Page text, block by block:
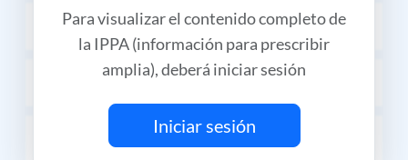
Para visualizar el contenido completo de
la IPPA (información para prescribir
amplia), deberá iniciar sesión
Iniciar sesión
INDICACIONES TERAPÉUTICAS
CONTRAINDICACIONES
RESTRICCIONES DE USO DURANTE EL